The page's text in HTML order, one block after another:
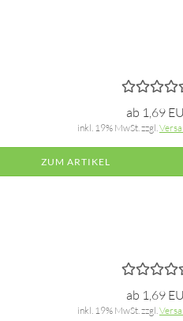
ab 1,69
inkl. 19% MwSt. zzgl.
ZUM ARTIKEL
ab 1,69
inkl. 19% MwSt. zzgl.